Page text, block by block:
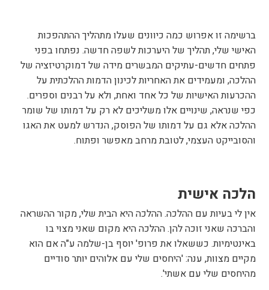
ברשימה זו אפרוש כמה כיוונים שעלו מתהליך ההתהפכות
האישי שלי, תהליך של היערכות לשפה חדשה. נפתחו בפני
פתחים חדשים-עתיקים המבשרים מידה של דמוקרטיזציה של
ההלכה, ומעמידים את האחריות לכינון הדמות ההלכתית על
ההכרעות האישיות של כל אחד ואחת, ולא על רבנים וספרים.
כפי שנראה, שינויים אלו משליכים לא רק על דמותו של שומר
ההלכה אלא גם על דמותו של הפוסק, הנדרש למעט את האגו
והסובייקט העצמי, לטובת מרחב מאפשר ופתוח.
הלכה אישית
אין לי בעיות עם ההלכה. ההלכה היא הבית שלי, מקור ההשראה
והברכה שאני זוכה להן. ההלכה היא מקום שאני מצוי בו
באינטימיות. כששאלו את פרופ' יוסף בן-שלמה ע"ה אם הוא
מקיים מצוות, ענה: 'היחסים שלי עם אלוהים יותר סודיים
מהיחסים שלי עם אשתי'.